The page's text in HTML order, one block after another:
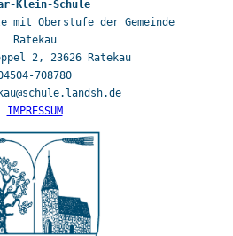
mit Oberstufe der Gemeinde
Ratekau
2, 23626 Ratekau
708780
IMPRESSUM